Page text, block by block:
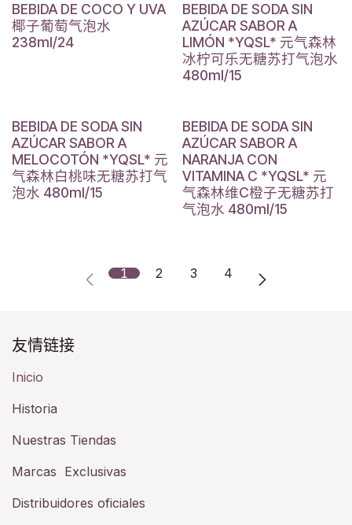
BEBIDA DE COCO Y UVA
椰子葡萄气泡水
238ml/24
BEBIDA DE SODA SIN
AZÚCAR SABOR A
LIMÓN *YQSL* 元气森林
冰柠可乐无糖苏打气泡水
480ml/15
BEBIDA DE SODA SIN
AZÚCAR SABOR A
MELOCOTÓN *YQSL* 元
气森林白桃味无糖苏打气
泡水 480ml/15
BEBIDA DE SODA SIN
AZÚCAR SABOR A
NARANJA CON
VITAMINA C *YQSL* 元
气森林维C橙子无糖苏打
气泡水 480ml/15
1 2 3 4
友情链接​
Inicio
Historia​
Nuestras Tiendas
Marcas Exclusivas
Distribuidores oficiales